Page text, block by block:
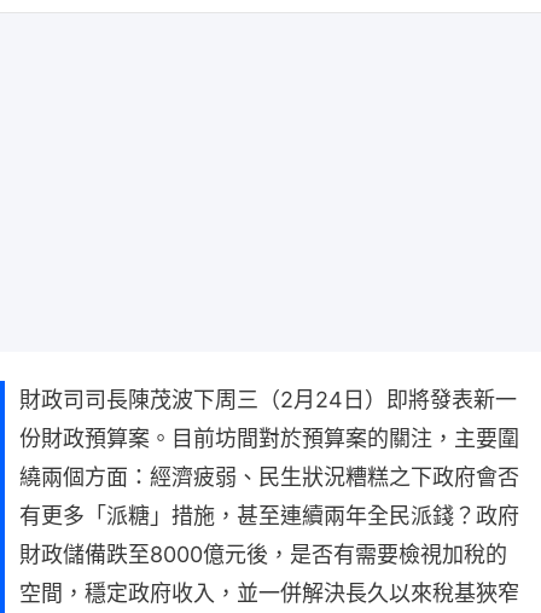
財政司司長陳茂波下周三（2月24日）即將發表新一
份財政預算案。目前坊間對於預算案的關注，主要圍
繞兩個方面：經濟疲弱、民生狀況糟糕之下政府會否
有更多「派糖」措施，甚至連續兩年全民派錢？政府
財政儲備跌至8000億元後，是否有需要檢視加稅的
空間，穩定政府收入，並一併解決長久以來稅基狹窄